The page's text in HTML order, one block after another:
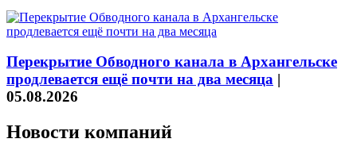
Перекрытие Обводного канала в Архангельске
продлевается ещё почти на два месяца |
05.08.2026
Новости компаний